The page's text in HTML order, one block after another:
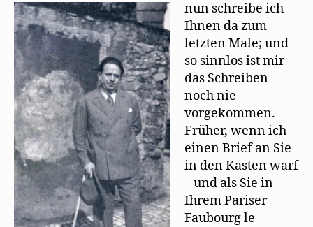
nun schreibe ich
Ihnen da zum
letzten Male; und
so sinnlos ist mir
das Schreiben
noch nie
vorgekommen.
Früher, wenn ich
einen Brief an Sie
in den Kasten warf
– und als Sie in
Ihrem Pariser
Faubourg le